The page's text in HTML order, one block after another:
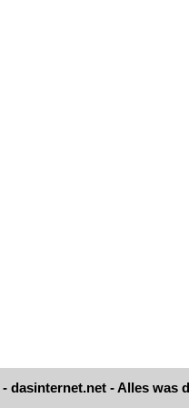
- dasinternet.net - Alles was